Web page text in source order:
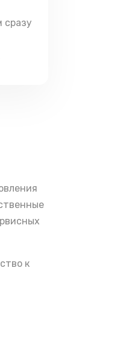
сразу
к